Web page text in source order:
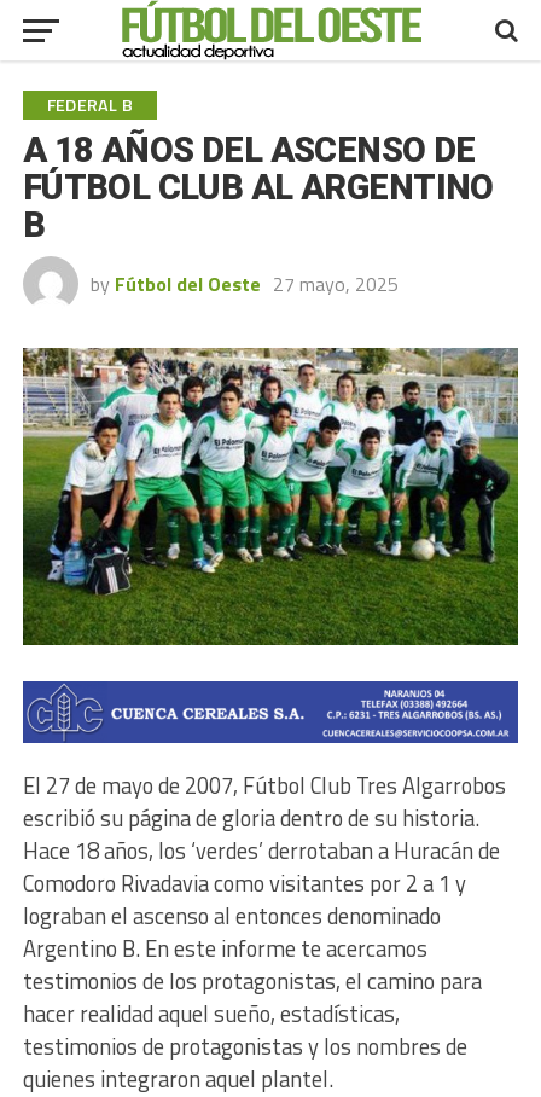
FEDERAL B
A 18 AÑOS DEL ASCENSO DE
FÚTBOL CLUB AL ARGENTINO
B
by Fútbol del Oeste 27 mayo, 2025
El 27 de mayo de 2007, Fútbol Club Tres Algarrobos
escribió su página de gloria dentro de su historia.
Hace 18 años, los ‘verdes’ derrotaban a Huracán de
Comodoro Rivadavia como visitantes por 2 a 1 y
lograban el ascenso al entonces denominado
Argentino B. En este informe te acercamos
testimonios de los protagonistas, el camino para
hacer realidad aquel sueño, estadísticas,
testimonios de protagonistas y los nombres de
quienes integraron aquel plantel.